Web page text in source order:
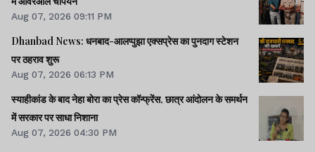
Aug 07, 2026 09:11 PM
Dhanbad News: धनबाद-आलप्पुझा एक्सप्रेस का पुनदाग स्टेशन
पर ठहराव शुरू
Aug 07, 2026 06:13 PM
स्याहीकांड के बाद नेहा बोरा का प्रेस कॉन्फ्रेंस, छात्र आंदोलन के समर्थन
में सरकार पर साधा निशाना
Aug 07, 2026 04:30 PM